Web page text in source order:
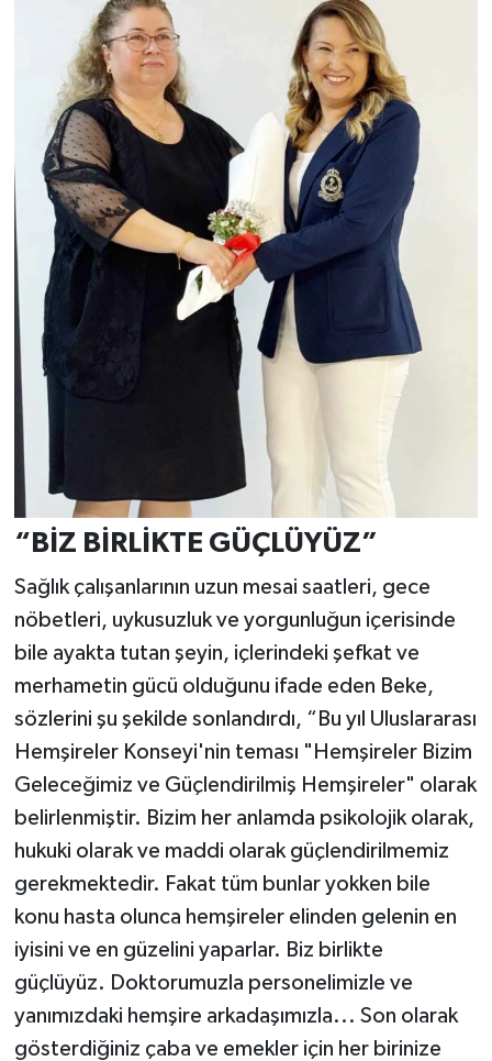
“BİZ BİRLİKTE GÜÇLÜYÜZ”
Sağlık çalışanlarının uzun mesai saatleri, gece
nöbetleri, uykusuzluk ve yorgunluğun içerisinde
bile ayakta tutan şeyin, içlerindeki şefkat ve
merhametin gücü olduğunu ifade eden Beke,
sözlerini şu şekilde sonlandırdı, “Bu yıl Uluslararası
Hemşireler Konseyi'nin teması "Hemşireler Bizim
Geleceğimiz ve Güçlendirilmiş Hemşireler" olarak
belirlenmiştir. Bizim her anlamda psikolojik olarak,
hukuki olarak ve maddi olarak güçlendirilmemiz
gerekmektedir. Fakat tüm bunlar yokken bile
konu hasta olunca hemşireler elinden gelenin en
iyisini ve en güzelini yaparlar. Biz birlikte
güçlüyüz. Doktorumuzla personelimizle ve
yanımızdaki hemşire arkadaşımızla... Son olarak
gösterdiğiniz çaba ve emekler için her birinize